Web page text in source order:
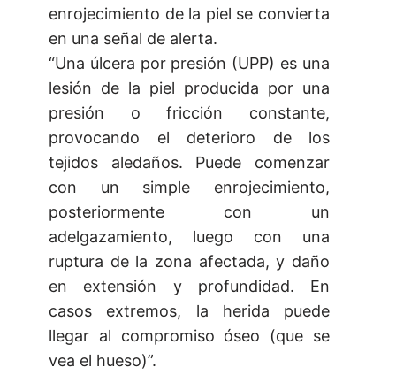
enrojecimiento de la piel se convierta
en una señal de alerta.
“Una úlcera por presión (UPP) es una
lesión de la piel producida por una
presión o fricción constante,
provocando el deterioro de los
tejidos aledaños. Puede comenzar
con un simple enrojecimiento,
posteriormente con un
adelgazamiento, luego con una
ruptura de la zona afectada, y daño
en extensión y profundidad. En
casos extremos, la herida puede
llegar al compromiso óseo (que se
vea el hueso)”.